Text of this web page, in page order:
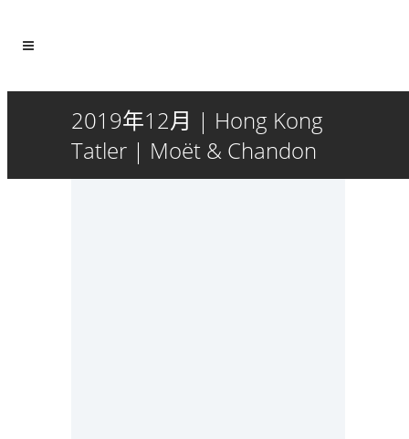
2019年12月 | Hong Kong
Tatler | Moët & Chandon